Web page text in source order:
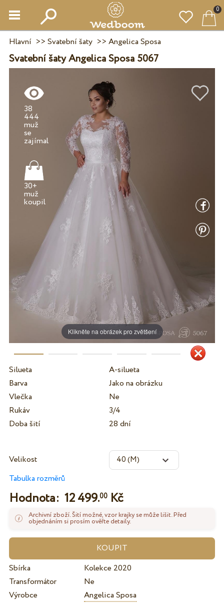
0
Hlavní >> Svatební šaty>> Angelica Sposa
Svatební šaty Angelica Sposa 5067
Klikněte na obrázek pro zvětšení
38
444
muž
se
30+
muž
Silueta
A-silueta
Barva
Jako na obrázku
Vlečka
Ne
Rukáv
3/4
Doba šití
28 dní
Velikost
Tabulka rozměrů
Hodnota: 12 499.00Kč
Archivní zboží. Šití možné, vzor krajky se může lišit. Před
objednáním si prosím ověřte detaily.
Sbírka
Kolekce 2020
Transformátor
Ne
Výrobce
Angelica Sposa